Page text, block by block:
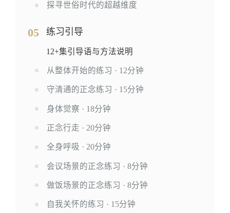
探寻世俗时代的超越维度
05 练习引导
12+集引导语与方法说明
从整体开始的练习 · 12分钟
守清通的正念练习 · 15分钟
身体觉察 · 18分钟
正念行走 · 20分钟
全身呼吸 · 20分钟
会议场景的正念练习 · 8分钟
做饭场景的正念练习 · 8分钟
自我关怀的练习 · 15分钟